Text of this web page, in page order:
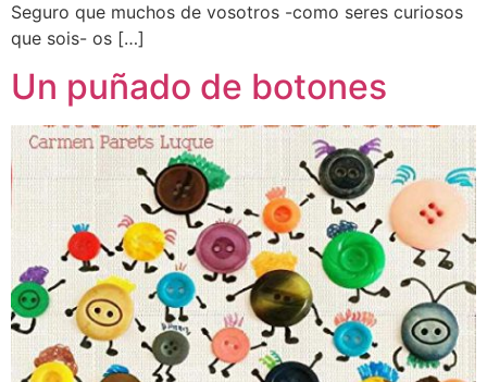
Seguro que muchos de vosotros -como seres curiosos
que sois- os […]
Un puñado de botones